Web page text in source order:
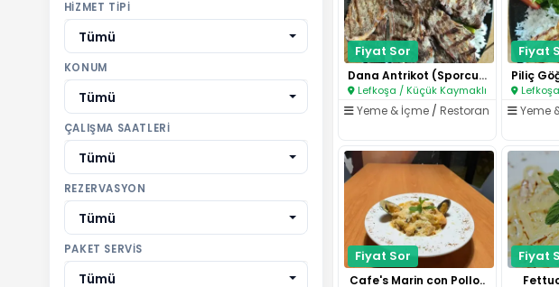
HIZMET TIPI
Tümü
KONUM
Tümü
ÇALIŞMA SAATLERI
Tümü
REZERVASYON
Tümü
PAKET SERVIS
Tümü
Fiyat Sor
Dana Antrikot (Sporcu Menüsü)..
Lefkoşa / Küçük Kaymaklı
Yeme & İçme /Restoran
Fiyat
Yeme
Fiyat Sor
Cafe's Marin con Pollo..
Fiyat